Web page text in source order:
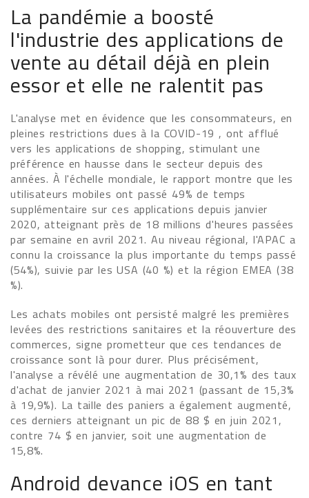
La pandémie a boosté
l'industrie des applications de
vente au détail déjà en plein
essor et elle ne ralentit pas
L'analyse met en évidence que les consommateurs, en
pleines restrictions dues à la COVID-19 , ont afflué
vers les applications de shopping, stimulant une
préférence en hausse dans le secteur depuis des
années. À l'échelle mondiale, le rapport montre que les
utilisateurs mobiles ont passé 49% de temps
supplémentaire sur ces applications depuis janvier
2020, atteignant près de 18 millions d'heures passées
par semaine en avril 2021. Au niveau régional, l'APAC a
connu la croissance la plus importante du temps passé
(54%), suivie par les USA (40 %) et la région EMEA (38
%).
Les achats mobiles ont persisté malgré les premières
levées des restrictions sanitaires et la réouverture des
commerces, signe prometteur que ces tendances de
croissance sont là pour durer. Plus précisément,
l'analyse a révélé une augmentation de 30,1% des taux
d'achat de janvier 2021 à mai 2021 (passant de 15,3%
à 19,9%). La taille des paniers a également augmenté,
ces derniers atteignant un pic de 88 $ en juin 2021,
contre 74 $ en janvier, soit une augmentation de
15,8%.
Android devance iOS en tant